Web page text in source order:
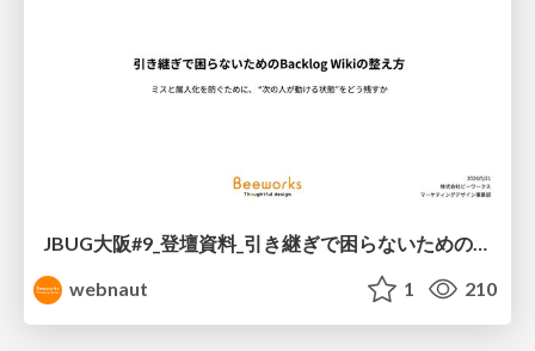
webnaut
1 210